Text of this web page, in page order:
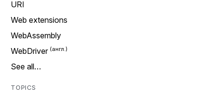
URI
Web extensions
WebAssembly
WebDriver
See all…
TOPICS